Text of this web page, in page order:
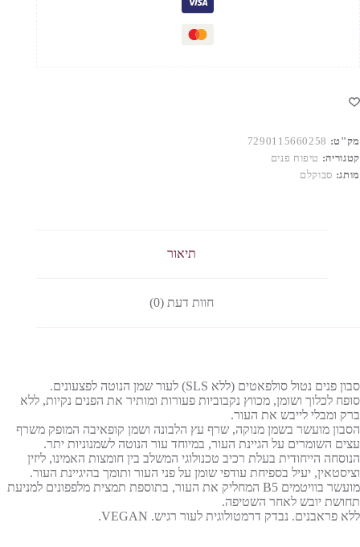
מק"ט: 7290115660258
קטגוריה: טיפוח פנים
מותג: סבוקלם
תיאור
חוות דעת (0)
סבון פנים נטול סולפאטים (ללא SLS) לעור שמן הנוטה לפצעונים.
סופח לכלוך ושומן, מכווץ נקבוביות פעורות ומותיר את הפנים נקיות, ללא
ברק ומבלי לייבש את העור.
הסבון מועשר בשמן מנוקה, שרף עץ הלבונה ושמן קופאיבה המופק משרף
עצים השומרים על הגיינת העור, במיוחד עור הנוטה לשמנוניות יתר.
הנוסחה הייחודית בעלת רכיב טכנולוגי המשלב בין חומצות האמינו, ליזין
וציסטאין, יעיל בספיחת עודפי שומן על פני העור ותומך בהיגיינת העור.
מועשר בוויטמים B5 המחליק את העור, בתוספת תמצית מלפפונים למניעת
תחושת יובש לאחר השטיפה.
ללא פראבנים. נבדק דרמטולוגית לעור רגיש. VEGAN.